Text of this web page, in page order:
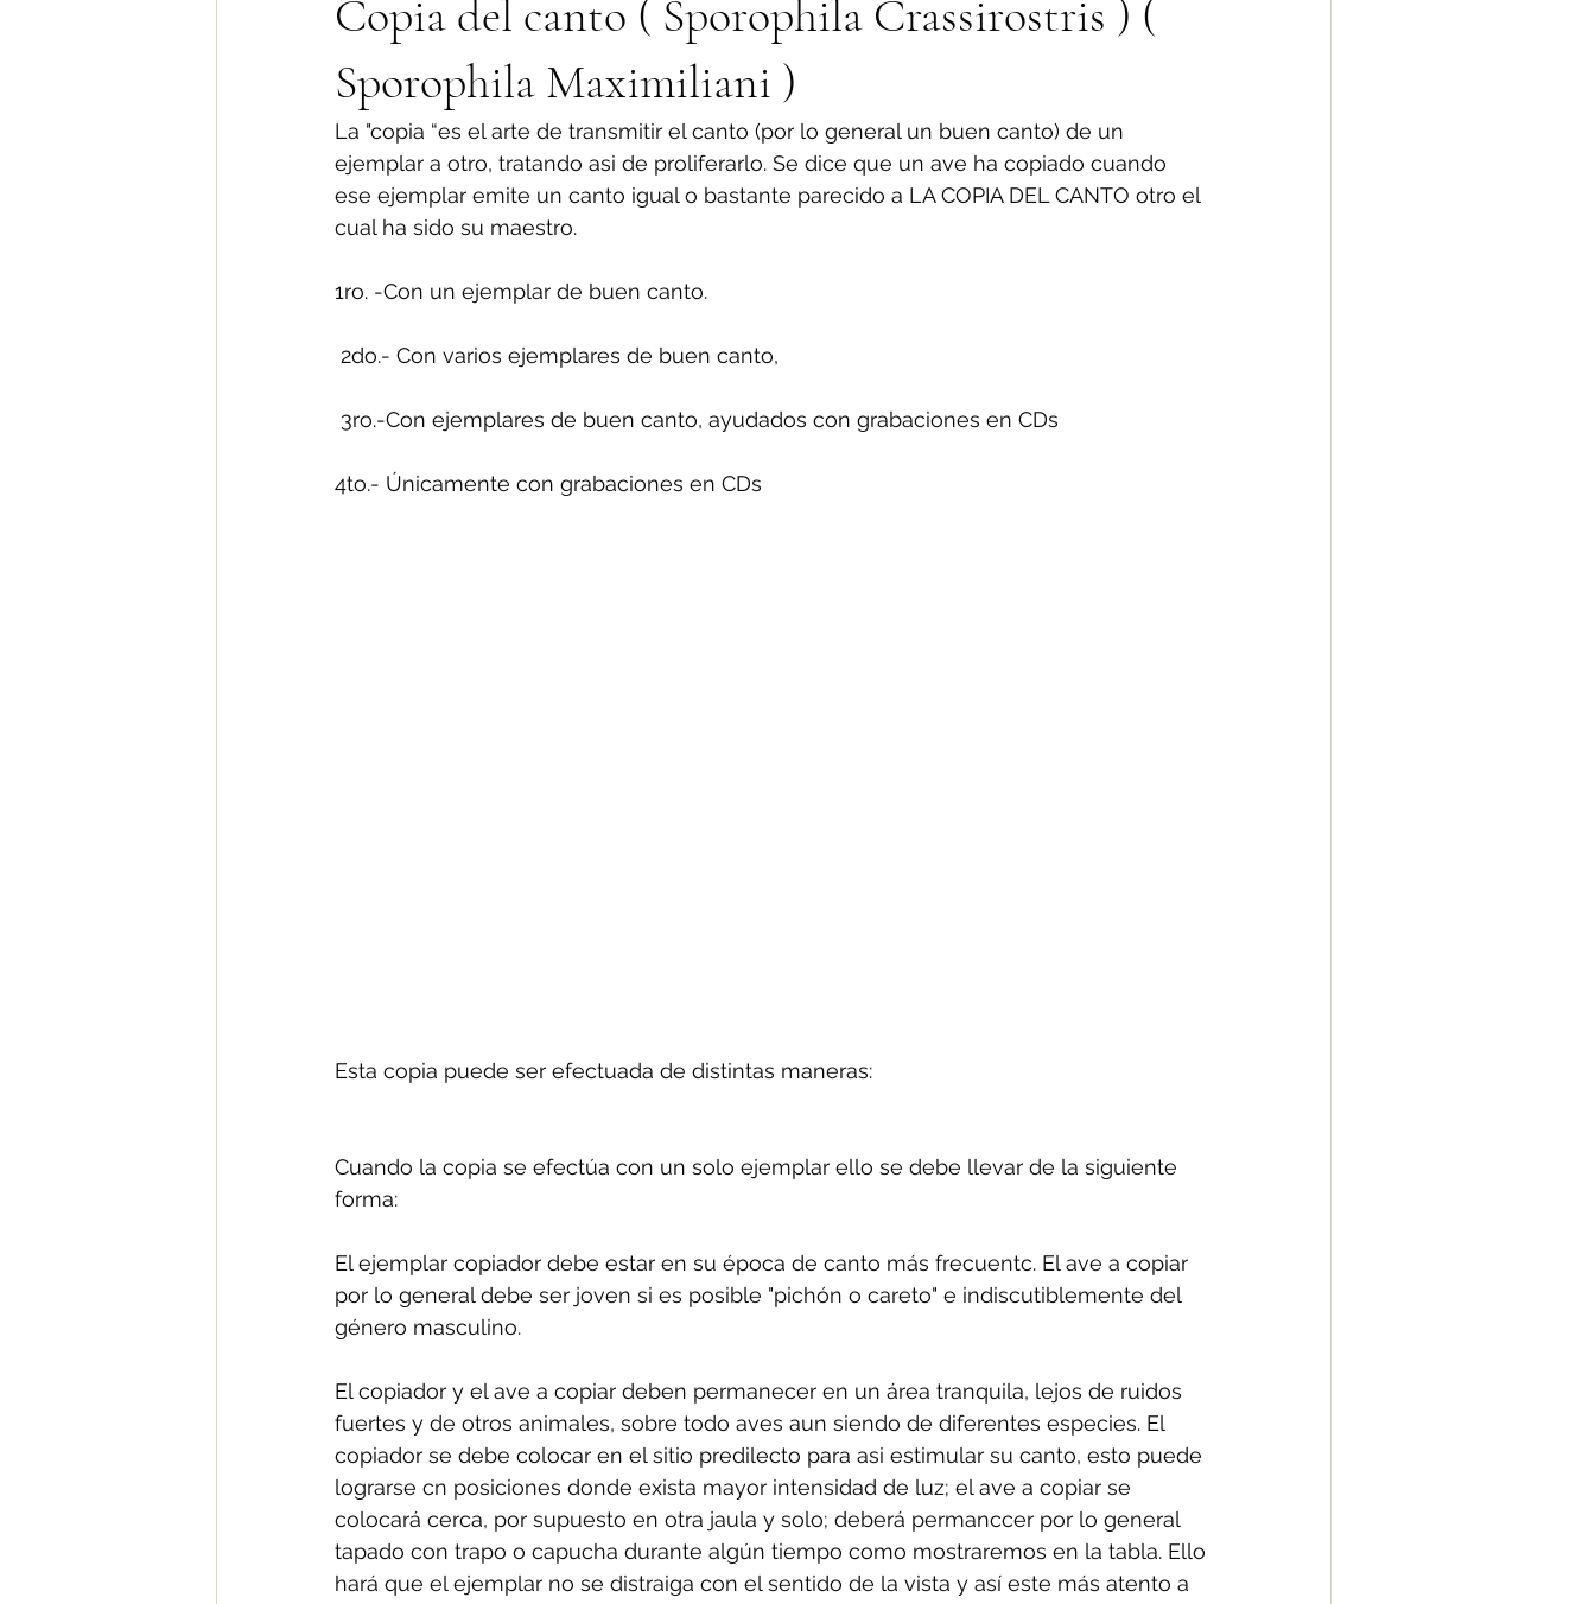
Copia del canto ( Sporophila Crassirostris ) (
Sporophila Maximiliani )
La "copia “es el arte de transmitir el canto (por lo general un buen canto) de un
ejemplar a otro, tratando asi de proliferarlo. Se dice que un ave ha copiado cuando
ese ejemplar emite un canto igual o bastante parecido a LA COPIA DEL CANTO otro el
cual ha sido su maestro.
1ro. -Con un ejemplar de buen canto.
2do.- Con varios ejemplares de buen canto,
3ro.-Con ejemplares de buen canto, ayudados con grabaciones en CDs
4to.- Únicamente con grabaciones en CDs
Esta copia puede ser efectuada de distintas maneras:
Cuando la copia se efectúa con un solo ejemplar ello se debe llevar de la siguiente
forma:
El ejemplar copiador debe estar en su época de canto más frecuentc. El ave a copiar
por lo general debe ser joven si es posible "pichón o careto" e indiscutiblemente del
género masculino.
El copiador y el ave a copiar deben permanecer en un área tranquila, lejos de ruidos
fuertes y de otros animales, sobre todo aves aun siendo de diferentes especies. El
copiador se debe colocar en el sitio predilecto para asi estimular su canto, esto puede
lograrse cn posiciones donde exista mayor intensidad de luz; el ave a copiar se
colocará cerca, por supuesto en otra jaula y solo; deberá permanccer por lo general
tapado con trapo o capucha durante algún tiempo como mostraremos en la tabla. Ello
hará que el ejemplar no se distraiga con el sentido de la vista y así este más atento a